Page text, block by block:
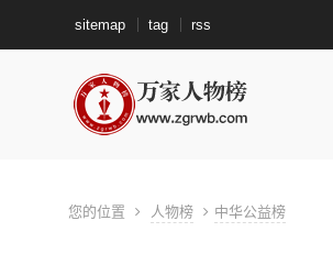
sitemap tag rss
您的位置 人物榜 中华公益榜